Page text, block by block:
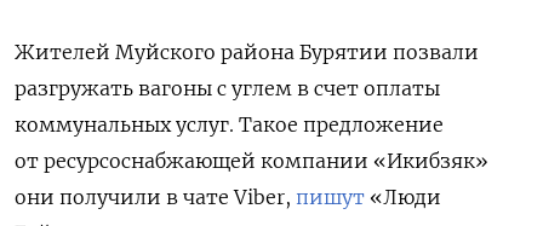
Жителей Муйского района Бурятии позвали
разгружать вагоны с углем в счет оплаты
коммунальных услуг. Такое предложение
от ресурсоснабжающей компании «Икибзяк»
они получили в чате Viber, пишут «Люди